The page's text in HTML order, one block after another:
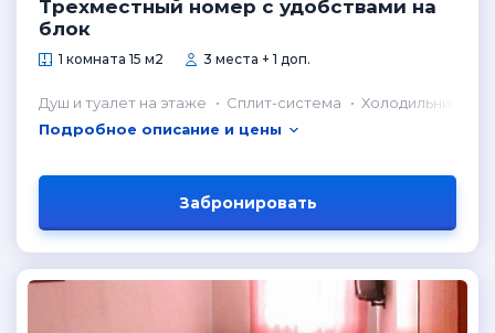
Трехместный номер с удобствами на
блок
1 комната 15 м2 3 места + 1 доп.
Душ и туалет на этаже Сплит-система
Холодильник в
Подробное описание и цены
Забронировать